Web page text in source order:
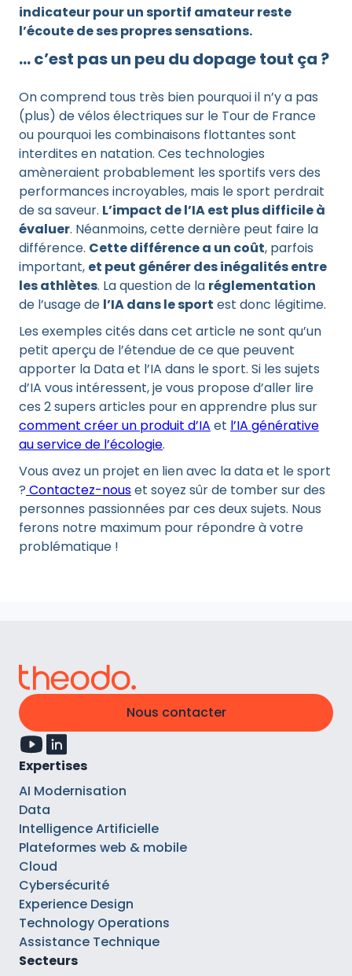
indicateur pour un sportif amateur reste
l’écoute de ses propres sensations.
… c’est pas un peu du dopage tout ça ?
On comprend tous très bien pourquoi il n’y a pas
(plus) de vélos électriques sur le Tour de France
ou pourquoi les combinaisons flottantes sont
interdites en natation. Ces technologies
amèneraient probablement les sportifs vers des
performances incroyables, mais le sport perdrait
de sa saveur. L’impact de l’IA est plus difficile à
évaluer. Néanmoins, cette dernière peut faire la
différence. Cette différence a un coût, parfois
important, et peut générer des inégalités entre
les athlètes. La question de la réglementation
de l’usage de l’IA dans le sport est donc légitime.
Les exemples cités dans cet article ne sont qu’un
petit aperçu de l’étendue de ce que peuvent
apporter la Data et l’IA dans le sport. Si les sujets
d’IA vous intéressent, je vous propose d’aller lire
ces 2 supers articles pour en apprendre plus sur
comment créer un produit d’IA et l’IA générative
au service de l’écologie.
Vous avez un projet en lien avec la data et le sport
? Contactez-nouset soyez sûr de tomber sur des
personnes passionnées par ces deux sujets. Nous
ferons notre maximum pour répondre à votre
problématique !
Nous contacter
Expertises
AI Modernisation
Data
Intelligence Artificielle
Plateformes web & mobile
Cloud
Cybersécurité
Experience Design
Technology Operations
Assistance Technique
Secteurs